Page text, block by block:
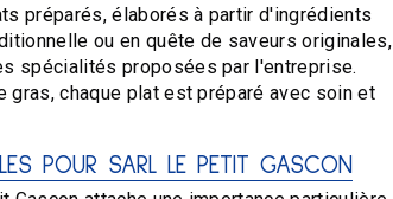
préparés, élaborés à partir d'ingrédients
ou en quête de saveurs originales,
spécialités proposées par l'entreprise.
gras, chaque plat est préparé avec soin et
POUR SARL LE PETIT GASCON